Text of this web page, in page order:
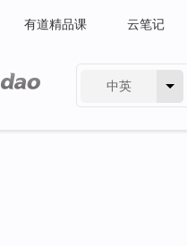
有道精品课 云笔记
中英